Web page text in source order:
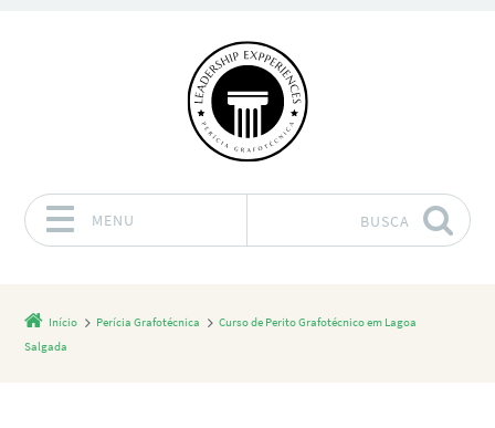
MENU BUSCA
Início Perícia Grafotécnica
Curso de Perito Grafotécnico em Lagoa
Salgada